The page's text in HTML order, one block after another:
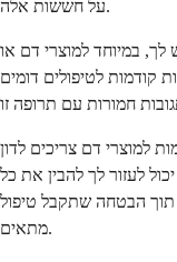
על חששות אלה.
במיוחד למוצרי דם או
קודמות לטיפולים דומים
למוצרי דם צריכים לדון
לעזור לך להבין את כל
תוך הבטחה שתקבל טיפול
מתאים.